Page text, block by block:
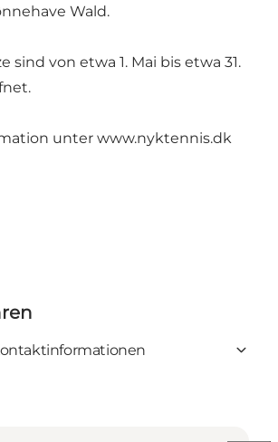
Wald.
sind von etwa 1. Mai bis etwa 31.
unter www.nyktennis.dk